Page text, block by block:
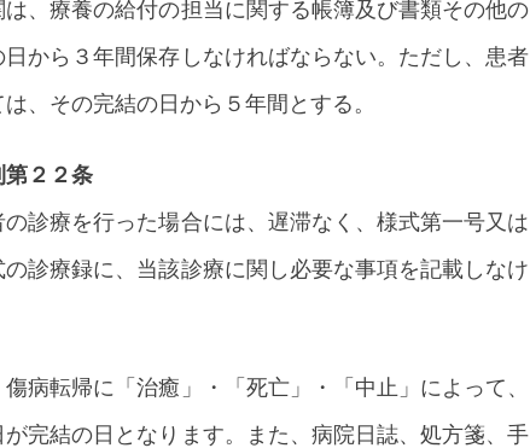
療養の給付の担当に関する帳簿及び書類その他の
から３年間保存しなければならない。ただし、患者
、その完結の日から５年間とする。
第２２条
診療を行った場合には、遅滞なく、様式第一号又は
診療録に、当該診療に関し必要な事項を記載しなけ
病転帰に「治癒」・「死亡」・「中止」によって、
完結の日となります。また、病院日誌、処方箋、手